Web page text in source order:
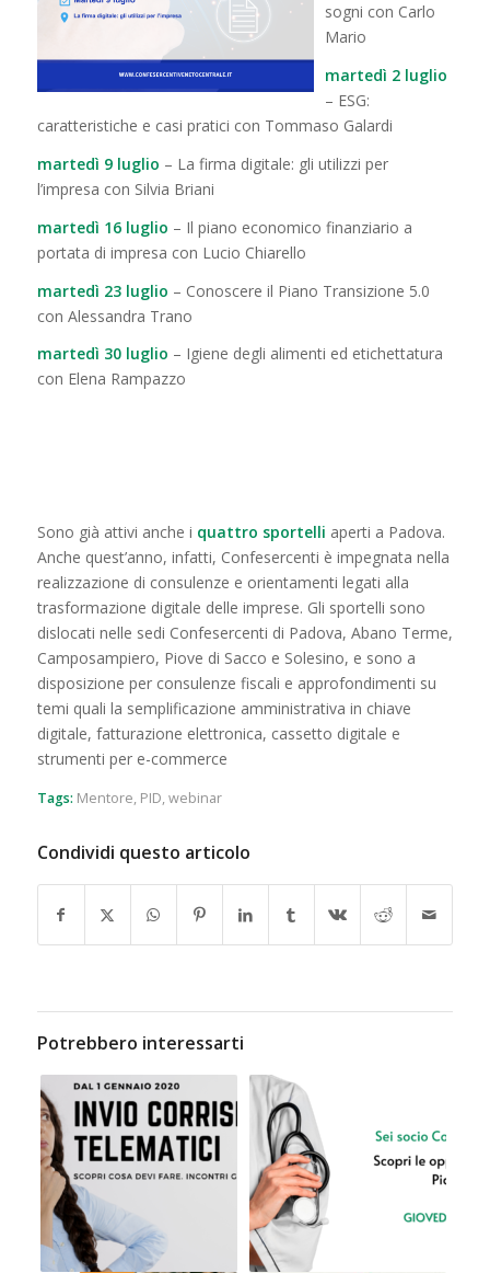
sogni con Carlo
Mario
martedì 2 luglio
– ESG:
caratteristiche e casi pratici con Tommaso Galardi
martedì 9 luglio – La firma digitale: gli utilizzi per
l’impresa con Silvia Briani
martedì 16 luglio – Il piano economico finanziario a
portata di impresa con Lucio Chiarello
martedì 23 luglio – Conoscere il Piano Transizione 5.0
con Alessandra Trano
martedì 30 luglio – Igiene degli alimenti ed etichettatura
con Elena Rampazzo
Sono già attivi anche i quattro sportelli aperti a Padova.
Anche quest’anno, infatti, Confesercenti è impegnata nella
realizzazione di consulenze e orientamenti legati alla
trasformazione digitale delle imprese. Gli sportelli sono
dislocati nelle sedi Confesercenti di Padova, Abano Terme,
Camposampiero, Piove di Sacco e Solesino, e sono a
disposizione per consulenze fiscali e approfondimenti su
temi quali la semplificazione amministrativa in chiave
digitale, fatturazione elettronica, cassetto digitale e
strumenti per e-commerce
Tags: Mentore, PID, webinar
Condividi questo articolo
Potrebbero interessarti